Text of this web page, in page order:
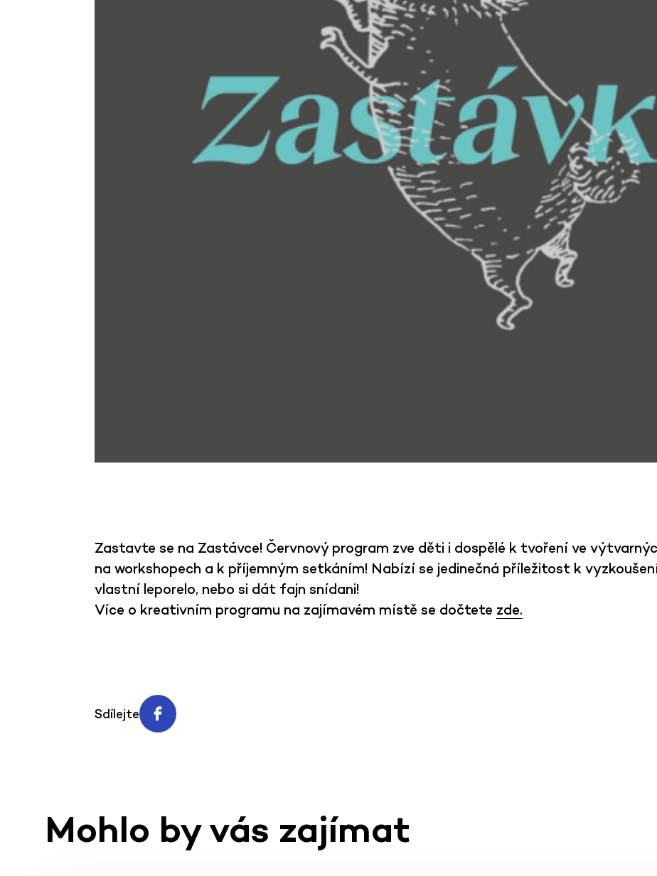
Zastavte se na Zastávce! Červnový program zve děti i dospělé k tvoření ve
na workshopech a k příjemným setkáním! Nabízí se jedinečná příležitost k
vlastní leporelo, nebo si dát fajn snídani!
Více o kreativním programu na zajímavém místě se dočtete zde.
Sdílejte
Mohlo by vás zajímat